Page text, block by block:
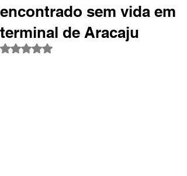
encontrado sem vida em
terminal de Aracaju
Avaliado com NaN de 5 estrelas.